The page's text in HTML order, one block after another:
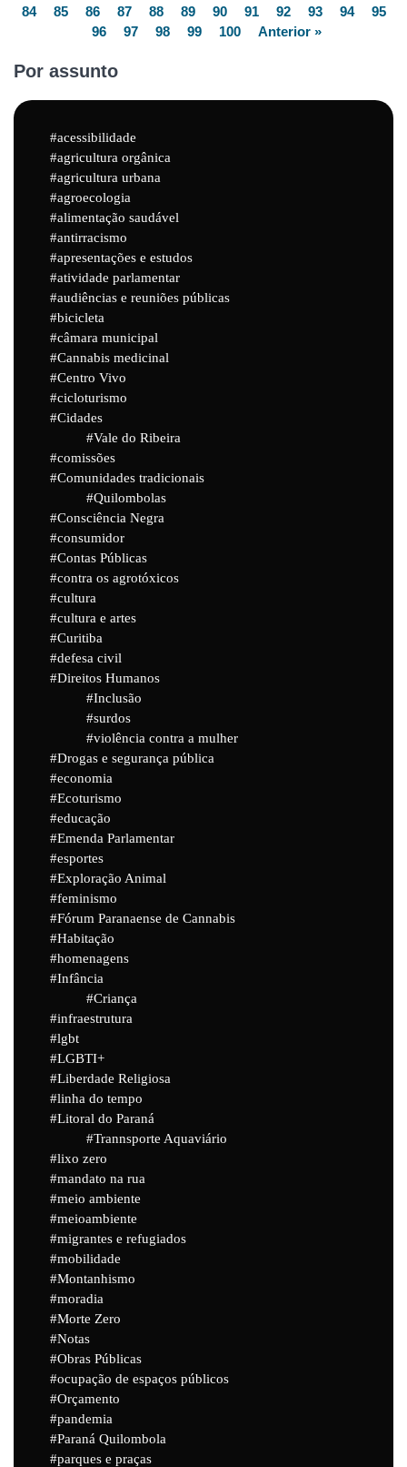
84
85 86 87 88 89 90 91 92 93 94
95
96
97 98 99 100 Anterior »
Por assunto
acessibilidade
agricultura orgânica
agricultura urbana
agroecologia
alimentação saudável
antirracismo
apresentações e estudos
atividade parlamentar
audiências e reuniões públicas
bicicleta
câmara municipal
Cannabis medicinal
Centro Vivo
cicloturismo
Cidades
Vale do Ribeira
comissões
Comunidades tradicionais
Quilombolas
Consciência Negra
consumidor
Contas Públicas
contra os agrotóxicos
cultura
cultura e artes
Curitiba
defesa civil
Direitos Humanos
Inclusão
surdos
violência contra a mulher
Drogas e segurança pública
economia
Ecoturismo
educação
Emenda Parlamentar
esportes
Exploração Animal
feminismo
Fórum Paranaense de Cannabis
Habitação
homenagens
Infância
Criança
infraestrutura
lgbt
LGBTI+
Liberdade Religiosa
linha do tempo
Litoral do Paraná
Trannsporte Aquaviário
lixo zero
mandato na rua
meio ambiente
meioambiente
migrantes e refugiados
mobilidade
Montanhismo
moradia
Morte Zero
Notas
Obras Públicas
ocupação de espaços públicos
Orçamento
pandemia
Paraná Quilombola
parques e praças